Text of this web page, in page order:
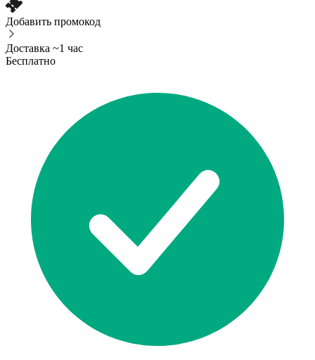
Добавить промокод
Доставка ~1 час
Бесплатно